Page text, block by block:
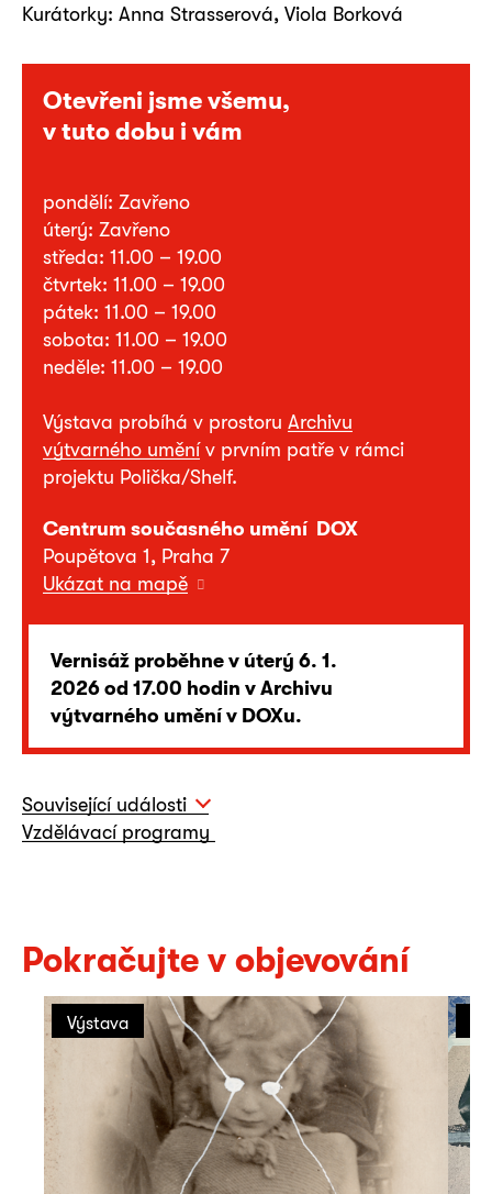
Otevřeni jsme všemu,
v tuto dobu i vám
pondělí: Zavřeno
úterý: Zavřeno
středa: 11.00 – 19.00
čtvrtek: 11.00 – 19.00
pátek: 11.00 – 19.00
sobota: 11.00 – 19.00
neděle: 11.00 – 19.00
Výstava probíhá v prostoru Archivu
výtvarného uměnív prvním patře v rámci
projektu Polička/Shelf.
Centrum současného umění DOX
Poupětova 1, Praha 7
Ukázat na mapě
Vernisáž proběhne v úterý 6. 1.
2026 od 17.00 hodin v Archivu
výtvarného umění v DOXu.
Související události
Vzdělávací programy
Kurátorky: Anna Strasserová, Viola Borková
Pokračujte v objevování
Výstava